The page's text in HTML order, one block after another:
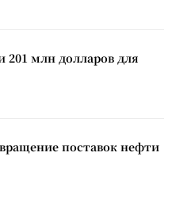
млн долларов для
поставок нефти